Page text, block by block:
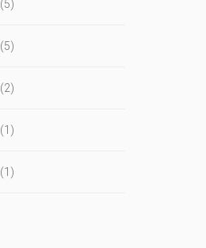
(5)
(5)
(2)
(1)
(1)